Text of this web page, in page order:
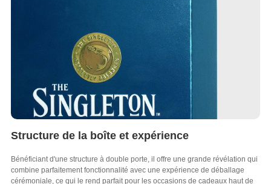
Structure de la boîte et expérience
Bénéficiant d'une structure à double porte, il offre une grande révélation qui
combine parfaitement fonctionnalité avec une expérience de déballage
cérémoniale, ce qui le rend parfait pour les occasions de cadeaux haut de